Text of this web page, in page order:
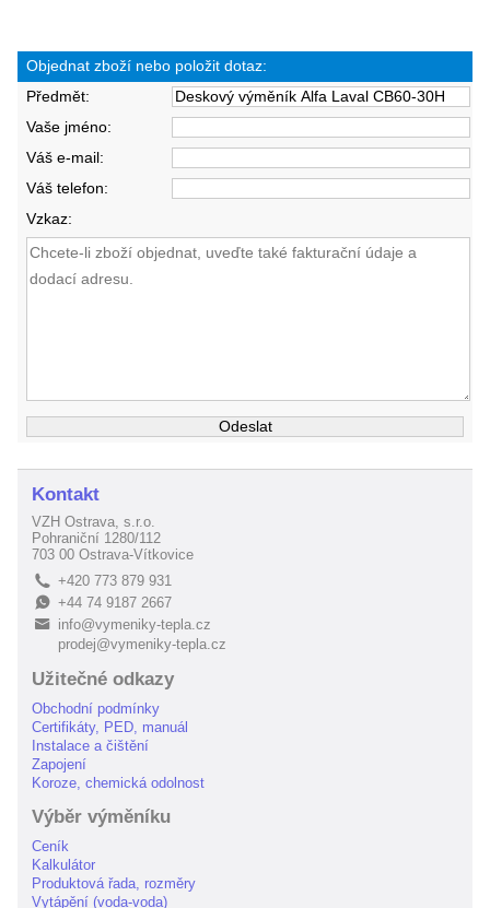
Objednat zboží nebo položit dotaz:
Předmět:
Vaše jméno:
Váš e-mail:
Váš telefon:
Vzkaz:
Kontakt
VZH Ostrava, s.r.o.
Pohraniční 1280/112
703 00 Ostrava-Vítkovice
L +420 773 879 931
E+44 74 9187 2667
B
info@vymeniky-tepla.cz
prodej@vymeniky-tepla.cz
Užitečné odkazy
Obchodní podmínky
Certifikáty, PED, manuál
Instalace a čištění
Zapojení
Koroze, chemická odolnost
Výběr výměníku
Ceník
Kalkulátor
Produktová řada, rozměry
Vytápění (voda-voda)